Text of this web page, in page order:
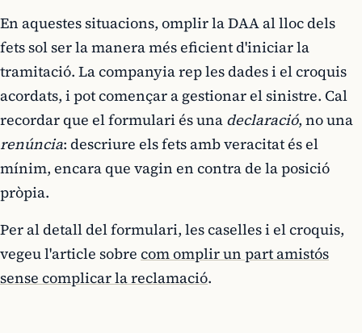
En aquestes situacions, omplir la DAA al lloc dels
fets sol ser la manera més eficient d'iniciar la
tramitació. La companyia rep les dades i el croquis
acordats, i pot començar a gestionar el sinistre. Cal
recordar que el formulari és una declaració, no una
renúncia: descriure els fets amb veracitat és el
mínim, encara que vagin en contra de la posició
pròpia.
Per al detall del formulari, les caselles i el croquis,
vegeu l'article sobre com omplir un part amistós
sense complicar la reclamació.